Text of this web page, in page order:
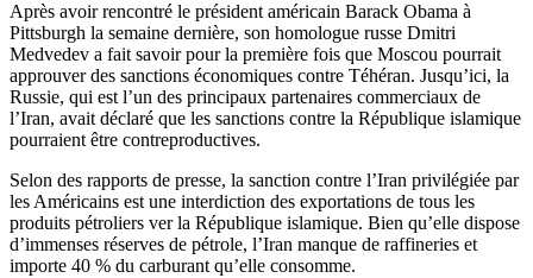
Après avoir rencontré le président américain Barack Obama à
Pittsburgh la semaine dernière, son homologue russe Dmitri
Medvedev a fait savoir pour la première fois que Moscou pourrait
approuver des sanctions économiques contre Téhéran. Jusqu’ici, la
Russie, qui est l’un des principaux partenaires commerciaux de
l’Iran, avait déclaré que les sanctions contre la République islamique
pourraient être contreproductives.
Selon des rapports de presse, la sanction contre l’Iran privilégiée par
les Américains est une interdiction des exportations de tous les
produits pétroliers ver la République islamique. Bien qu’elle dispose
d’immenses réserves de pétrole, l’Iran manque de raffineries et
importe 40 % du carburant qu’elle consomme.